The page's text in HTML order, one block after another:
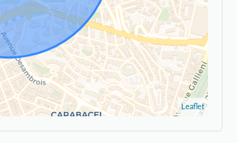
Leaflet